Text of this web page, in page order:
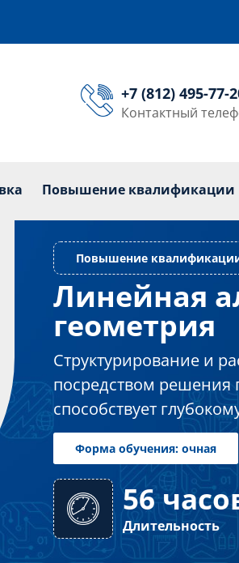
+7 (812) 495-77-
Контактный
Повышение квалификации
Школьникам Переподготовка
Повышение
Линейная
геометрия
Структурирование и
посредством решения
способствует
Форма обучения:
56
Длительность